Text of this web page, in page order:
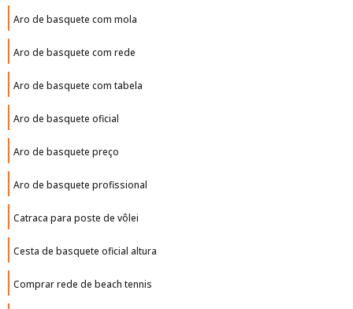
Aro de basquete com mola
Aro de basquete com rede
Aro de basquete com tabela
Aro de basquete oficial
Aro de basquete preço
Aro de basquete profissional
Catraca para poste de vôlei
Cesta de basquete oficial altura
Comprar rede de beach tennis